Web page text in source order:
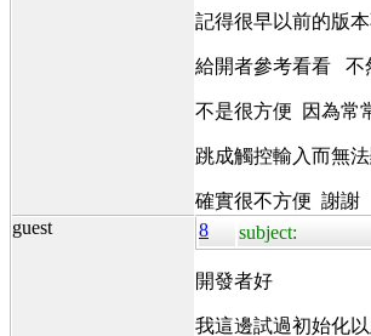
記得很早以前的版
給開者參考看看 不
不是很方便 因為常
跳成觸控輸入而無
確實很不方便 謝謝
guest
8 subject:
開發者好
我這邊試過初始化